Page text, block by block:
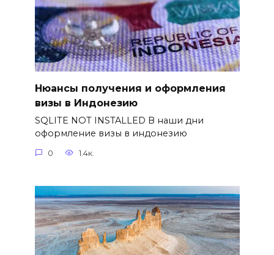
Нюансы получения и оформления
визы в Индонезию
SQLITE NOT INSTALLED В наши дни
оформление визы в индонезию
0 1.4к.